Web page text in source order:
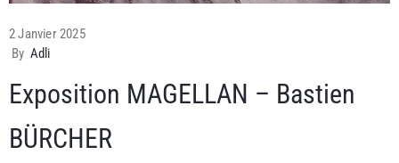
2 Janvier 2025
By Adli
Exposition MAGELLAN – Bastien
BÜRCHER